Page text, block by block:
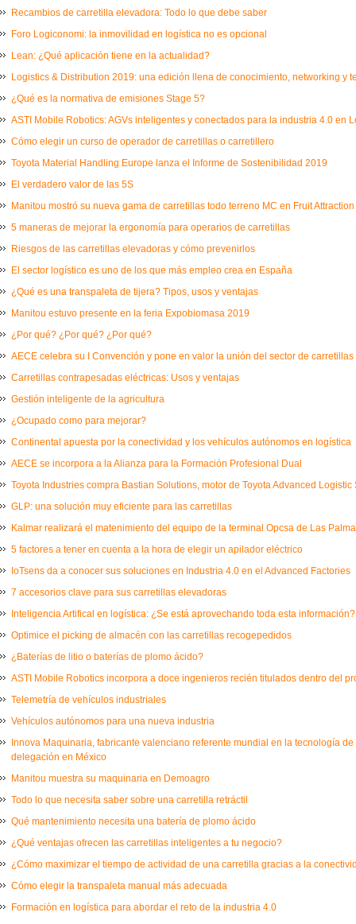
Recambios de carretilla elevadora: Todo lo que debe saber
Foro Logiconomi: la inmovilidad en logística no es opcional
Lean: ¿Qué aplicación tiene en la actualidad?
Logistics & Distribution 2019: una edición llena de conocimiento, networking y
¿Qué es la normativa de emisiones Stage 5?
ASTI Mobile Robotics: AGVs inteligentes y conectados para la industria 4.0 en
Cómo elegir un curso de operador de carretillas o carretillero
Toyota Material Handling Europe lanza el Informe de Sostenibilidad 2019
El verdadero valor de las 5S
Manitou mostró su nueva gama de carretillas todo terreno MC en Fruit Attraction
5 maneras de mejorar la ergonomía para operarios de carretillas
Riesgos de las carretillas elevadoras y cómo prevenirlos
El sector logístico es uno de los que más empleo crea en España
¿Qué es una transpaleta de tijera? Tipos, usos y ventajas
Manitou estuvo presente en la feria Expobiomasa 2019
¿Por qué? ¿Por qué? ¿Por qué?
AECE celebra su I Convención y pone en valor la unión del sector de carretillas
Carretillas contrapesadas eléctricas: Usos y ventajas
Gestión inteligente de la agricultura
¿Ocupado como para mejorar?
Continental apuesta por la conectividad y los vehículos autónomos en logística
AECE se incorpora a la Alianza para la Formación Profesional Dual
Toyota Industries compra Bastian Solutions, motor de Toyota Advanced Logistic
GLP: una solución muy eficiente para las carretillas
Kalmar realizará el matenimiento del equipo de la terminal Opcsa de Las
5 factores a tener en cuenta a la hora de elegir un apilador eléctrico
IoTsens da a conocer sus soluciones en Industria 4.0 en el Advanced Factories
7 accesorios clave para sus carretillas elevadoras
Inteligencia Artifical en logística: ¿Se está aprovechando toda esta información?
Optimice el picking de almacén con las carretillas recogepedidos
¿Baterías de litio o baterías de plomo ácido?
ASTI Mobile Robotics incorpora a doce ingenieros recién titulados dentro del
Telemetría de vehículos industriales
Vehículos autónomos para una nueva industria
Innova Maquinaria, fabricante valenciano referente mundial en la tecnología
delegación en México
Manitou muestra su maquinaria en Demoagro
Todo lo que necesita saber sobre una carretilla retráctil
Qué mantenimiento necesita una batería de plomo ácido
¿Qué ventajas ofrecen las carretillas inteligentes a tu negocio?
¿Cómo maximizar el tiempo de actividad de una carretilla gracias a la
Cómo elegir la transpaleta manual más adecuada
Formación en logística para abordar el reto de la industria 4.0